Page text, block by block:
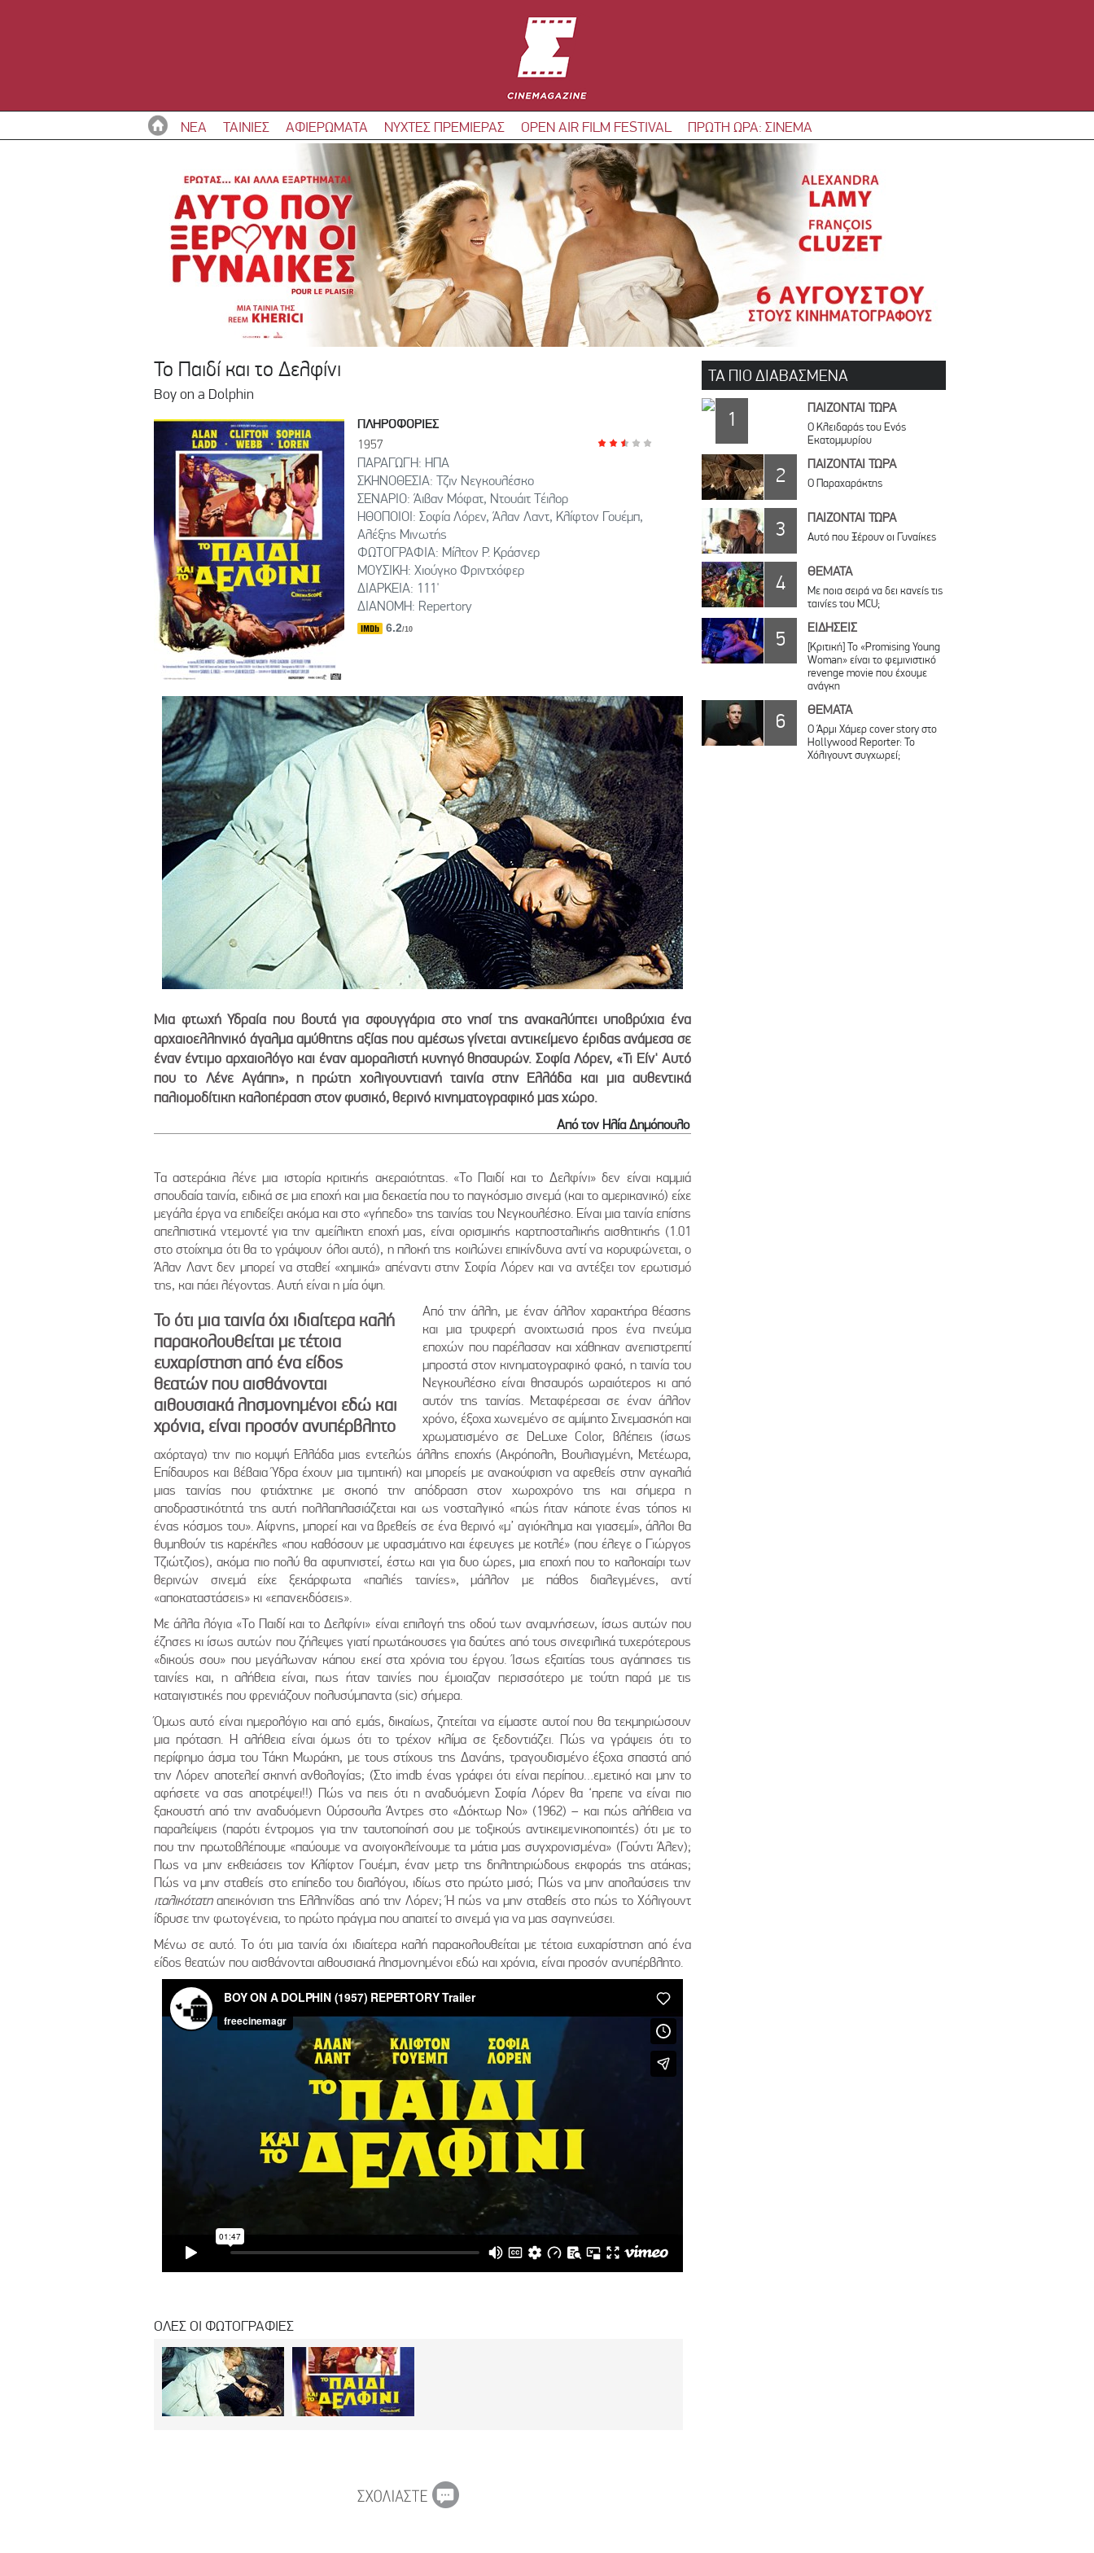
ΝΕΑ ΤΑΙΝΙΕΣ ΑΦΙΕΡΩΜΑΤΑ ΝΥΧΤΕΣ ΠΡΕΜΙΕΡΑΣ OPEN AIR FILM FESTIVAL ΠΡΩΤΗ ΩΡΑ: ΣΙΝΕΜΑ
Το Παιδί και το Δελφίνι
Boy on a Dolphin
ΠΛΗΡΟΦΟΡΙΕΣ
1957
ΠΑΡΑΓΩΓΗ: ΗΠΑ
ΣΚΗΝΟΘΕΣΙΑ: Τζιν Νεγκουλέσκο
ΣΕΝΑΡΙΟ: Άιβαν Μόφατ, Ντουάιτ Τέιλορ
ΗΘΟΠΟΙΟΙ: Σοφία Λόρεν, Άλαν Λαντ, Κλίφτον Γουέμπ,
Αλέξης Μινωτής
ΦΩΤΟΓΡΑΦΙΑ: Μίλτον Ρ. Κράσνερ
ΜΟΥΣΙΚΗ: Χιούγκο Φριντχόφερ
ΔΙΑΡΚΕΙΑ: 111'
ΔΙΑΝΟΜΗ: Repertory
6.2/10
Μια φτωχή Υδραία που βουτά για σφουγγάρια στο νησί της ανακαλύπτει υποβρύχια ένα
αρχαιοελληνικό άγαλμα αμύθητης αξίας που αμέσως γίνεται αντικείμενο έριδας ανάμεσα σε
έναν έντιμο αρχαιολόγο και έναν αμοραλιστή κυνηγό θησαυρών. Σοφία Λόρεν, «Τι Είν' Αυτό
που το Λένε Αγάπη», η πρώτη χολιγουντιανή ταινία στην Ελλάδα και μια αυθεντικά
παλιομοδίτικη καλοπέραση στον φυσικό, θερινό κινηματογραφικό μας χώρο.
Από τον Ηλία Δημόπουλο
Τα αστεράκια λένε μια ιστορία κριτικής ακεραιότητας. «Το Παιδί και το Δελφίνι» δεν είναι καμμιά
σπουδαία ταινία, ειδικά σε μια εποχή και μια δεκαετία που το παγκόσμιο σινεμά (και το αμερικανικό) είχε
μεγάλα έργα να επιδείξει ακόμα και στο «γήπεδο» της ταινίας του Νεγκουλέσκο. Είναι μια ταινία επίσης
απελπιστικά ντεμοντέ για την αμείλικτη εποχή μας, είναι ορισμικής καρτποσταλικής αισθητικής (1.01
στο στοίχημα ότι θα το γράψουν όλοι αυτό), η πλοκή της κοιλώνει επικίνδυνα αντί να κορυφώνεται, ο
Άλαν Λαντ δεν μπορεί να σταθεί «χημικά» απέναντι στην Σοφία Λόρεν και να αντέξει τον ερωτισμό
της, και πάει λέγοντας. Αυτή είναι η μία όψη.
Το ότι μια ταινία όχι ιδιαίτερα καλή
παρακολουθείται με τέτοια
ευχαρίστηση από ένα είδος
θεατών που αισθάνονται
αιθουσιακά λησμονημένοι εδώ και
χρόνια, είναι προσόν ανυπέρβλητο
Από την άλλη, με έναν άλλον χαρακτήρα θέασης
και μια τρυφερή ανοιχτωσιά προς ένα πνεύμα
εποχών που παρέλασαν και χάθηκαν ανεπιστρεπτί
μπροστά στον κινηματογραφικό φακό, η ταινία του
Νεγκουλέσκο είναι θησαυρός ωραιότερος κι από
αυτόν της ταινίας. Μεταφέρεσαι σε έναν άλλον
χρόνο, έξοχα χωνεμένο σε αμίμητο Σινεμασκόπ και
χρωματισμένο σε DeLuxe Color, βλέπεις (ίσως
αχόρταγα) την πιο κομψή Ελλάδα μιας εντελώς άλλης εποχής (Ακρόπολη, Βουλιαγμένη, Μετέωρα,
Επίδαυρος και βέβαια Ύδρα έχουν μια τιμητική) και μπορείς με ανακούφιση να αφεθείς στην αγκαλιά
μιας ταινίας που φτιάχτηκε με σκοπό την απόδραση στον χωροχρόνο της και σήμερα η
αποδραστικότητά της αυτή πολλαπλασιάζεται και ως νοσταλγικό «πώς ήταν κάποτε ένας τόπος κι
ένας κόσμος του». Αίφνης, μπορεί και να βρεθείς σε ένα θερινό «μ’ αγιόκλημα και γιασεμί», άλλοι θα
θυμηθούν τις καρέκλες «που καθόσουν με υφασμάτινο και έφευγες με κοτλέ» (που έλεγε ο Γιώργος
Τζιώτζιος), ακόμα πιο πολύ θα αφυπνιστεί, έστω και για δυο ώρες, μια εποχή που το καλοκαίρι των
θερινών σινεμά είχε ξεκάρφωτα «παλιές ταινίες», μάλλον με πάθος διαλεγμένες, αντί
«αποκαταστάσεις» κι «επανεκδόσεις».
Με άλλα λόγια «Το Παιδί και το Δελφίνι» είναι επιλογή της οδού των αναμνήσεων, ίσως αυτών που
έζησες κι ίσως αυτών που ζήλεψες γιατί πρωτάκουσες για δαύτες από τους σινεφιλικά τυχερότερους
«δικούς σου» που μεγάλωναν κάπου εκεί στα χρόνια του έργου. Ίσως εξαιτίας τους αγάπησες τις
ταινίες και, η αλήθεια είναι, πως ήταν ταινίες που έμοιαζαν περισσότερο με τούτη παρά με τις
καταιγιστικές που φρενιάζουν πολυσύμπαντα (sic) σήμερα.
Όμως αυτό είναι ημερολόγιο και από εμάς, δικαίως, ζητείται να είμαστε αυτοί που θα τεκμηριώσουν
μια πρόταση. Η αλήθεια είναι όμως ότι το τρέχον κλίμα σε ξεδοντιάζει. Πώς να γράψεις ότι το
περίφημο άσμα του Τάκη Μωράκη, με τους στίχους της Δανάης, τραγουδισμένο έξοχα σπαστά από
την Λόρεν αποτελεί σκηνή ανθολογίας; (Στο imdb ένας γράφει ότι είναι περίπου…εμετικό και μην το
αφήσετε να σας αποτρέψει!!) Πώς να πεις ότι η αναδυόμενη Σοφία Λόρεν θα ‘πρεπε να είναι πιο
ξακουστή από την αναδυόμενη Ούρσουλα Άντρες στο «Δόκτωρ Νο» (1962) – και πώς αλήθεια να
παραλείψεις (παρότι έντρομος για την ταυτοποίησή σου με τοξικούς αντικειμενικοποιητές) ότι με το
που την πρωτοβλέπουμε «παύουμε να ανοιγοκλείνουμε τα μάτια μας συγχρονισμένα» (Γούντι Άλεν);
Πως να μην εκθειάσεις τον Κλίφτον Γουέμπ, έναν μετρ της δηλητηριώδους εκφοράς της ατάκας;
Πώς να μην σταθείς στο επίπεδο του διαλόγου, ιδίως στο πρώτο μισό; Πώς να μην απολαύσεις την
ιταλικότατηαπεικόνιση της Ελληνίδας από την Λόρεν; Ή πώς να μην σταθείς στο πώς το Χόλιγουντ
ίδρυσε την φωτογένεια, το πρώτο πράγμα που απαιτεί το σινεμά για να μας σαγηνεύσει.
Μένω σε αυτό. Το ότι μια ταινία όχι ιδιαίτερα καλή παρακολουθείται με τέτοια ευχαρίστηση από ένα
είδος θεατών που αισθάνονται αιθουσιακά λησμονημένοι εδώ και χρόνια, είναι προσόν ανυπέρβλητο.
ΟΛΕΣ ΟΙ ΦΩΤΟΓΡΑΦΙΕΣ
ΤΑ ΠΙΟ ΔΙΑΒΑΣΜΕΝΑ
1 ΠΑΙΖΟΝΤΑΙ ΤΩΡΑ
Ο Κλειδαράς του Ενός
Εκατομμυρίου
2 ΠΑΙΖΟΝΤΑΙ ΤΩΡΑ
Ο Παραχαράκτης
3 ΠΑΙΖΟΝΤΑΙ ΤΩΡΑ
Αυτό που Ξέρουν οι Γυναίκες
4 ΘΕΜΑΤΑ
Με ποια σειρά να δει κανείς τις
ταινίες του MCU;
5 ΕΙΔΗΣΕΙΣ
[Κριτική] Το «Promising Young
Woman» είναι το φεμινιστικό
revenge movie που έχουμε
ανάγκη
6 ΘΕΜΑΤΑ
Ο Άρμι Χάμερ cover story στο
Hollywood Reporter: Το
Χόλιγουντ συγχωρεί;